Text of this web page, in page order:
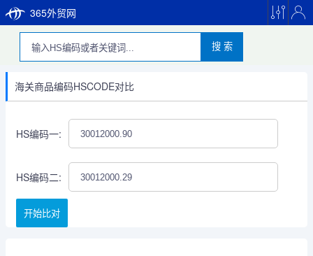
365外贸网
搜 索
海关商品编码HSCODE对比
HS编码一:
HS编码二:
开始比对